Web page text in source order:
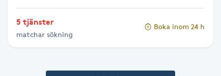
Kemisk peeling
Keratinbehandling
5 tjänster
matchar sökning
Boka inom 24 h